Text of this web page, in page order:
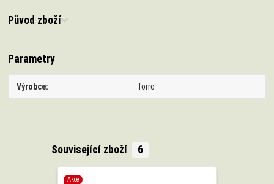
Původ zboží
Parametry
Výrobce Torro
Související zboží 6
Akce